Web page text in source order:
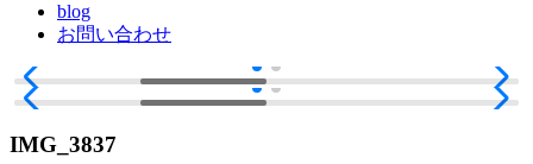
blog
お問い合わせ
IMG_3837